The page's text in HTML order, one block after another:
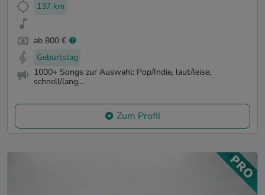
137 km
ab 800 €
Geburtstag
1000+ Songs zur Auswahl: Pop/Indie, laut/leise,
schnell/lang...
Zum Profil